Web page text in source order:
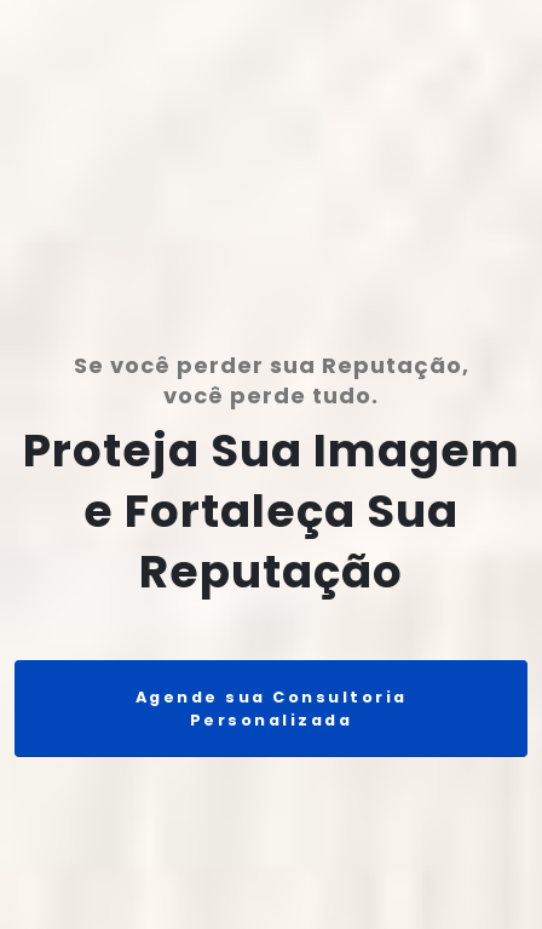
Se você perder sua Reputação,
você perde tudo.
Proteja Sua Imagem
e Fortaleça Sua
Reputação
Agende sua Consultoria
Personalizada